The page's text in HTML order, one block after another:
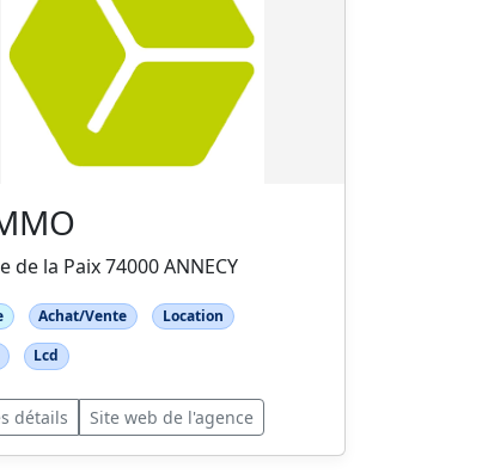
de la Paix 74000 ANNECY
Achat/Vente
Location
Lcd
détails Site web de l'agence